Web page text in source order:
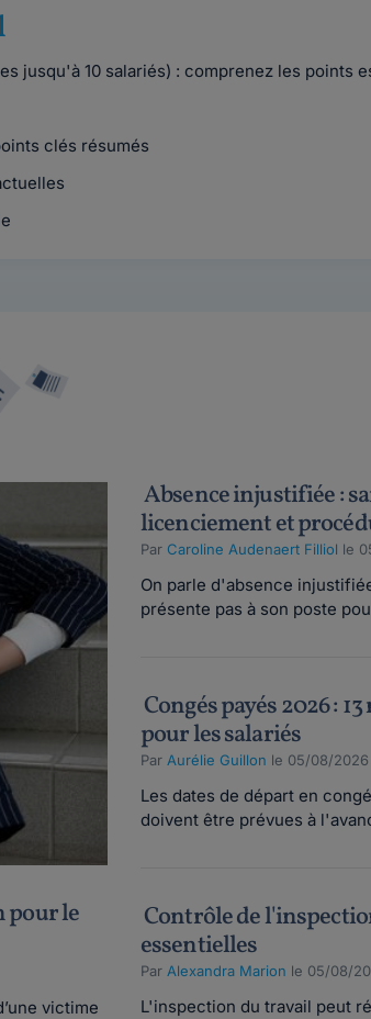
jusqu'à 10 salariés) : comprenez les points
clés résumés
pour le
victime
Absence injustifiée :
licenciement et
Par Caroline Audenaert Filliol le
On parle d'absence
présente pas à son poste
Congés payés 2026 :
pour les salariés
Par Aurélie Guillon le 05/08/2026
Les dates de départ en
doivent être prévues à
Contrôle de
essentielles
Par Alexandra Marion le 05/08/
L'inspection du travail peut